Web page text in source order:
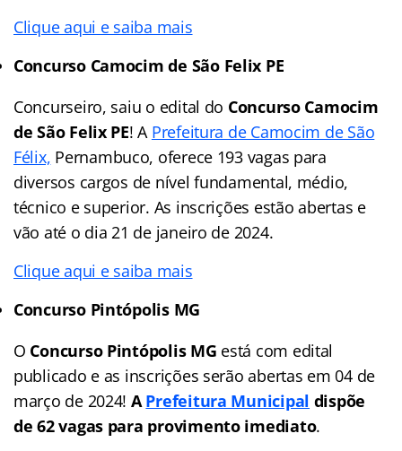
Clique aqui e saiba mais
Concurso Camocim de São Felix PE
Concurseiro, saiu o edital do Concurso Camocim
de São Felix PE! A Prefeitura de Camocim de São
Félix, Pernambuco, oferece 193 vagas para
diversos cargos de nível fundamental, médio,
técnico e superior. As inscrições estão abertas e
vão até o dia 21 de janeiro de 2024.
Clique aqui e saiba mais
Concurso Pintópolis MG
O Concurso Pintópolis MG está com edital
publicado e as inscrições serão abertas em 04 de
março de 2024! APrefeitura Municipal dispõe
de 62 vagas para provimento imediato.